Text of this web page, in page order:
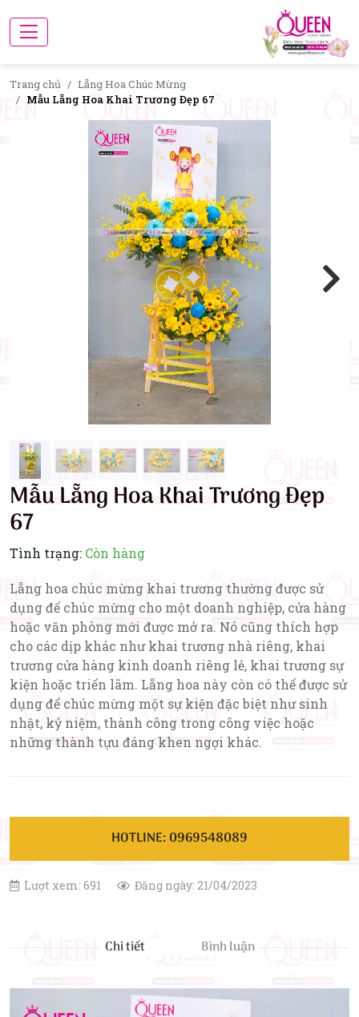
Trang chủ
Lẵng Hoa Chúc Mừng
Mẫu Lẵng Hoa Khai Trương Đẹp 67
Mẫu Lẵng Hoa Khai Trương Đẹp
67
Tình trạng: Còn hàng
Lẵng hoa chúc mừng khai trương thường được sử
dụng để chúc mừng cho một doanh nghiệp, cửa hàng
hoặc văn phòng mới được mở ra. Nó cũng thích hợp
cho các dịp khác như khai trương nhà riêng, khai
trương cửa hàng kinh doanh riêng lẻ, khai trương sự
kiện hoặc triển lãm. Lẵng hoa này còn có thể được sử
dụng để chúc mừng một sự kiện đặc biệt như sinh
nhật, kỷ niệm, thành công trong công việc hoặc
những thành tựu đáng khen ngợi khác.
HOTLINE: 0969548089
Lượt xem: 691 Đăng ngày: 21/04/2023
Chi tiết Bình luận